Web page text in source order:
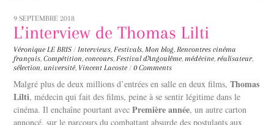
9 SEPTEMBRE 2018
L’interview de Thomas Lilti
Véronique LE BRIS / Interviews,Festivals,Mon blog,Rencontres cinéma
français,Compétition,concours,Festival d'Angoulême,médécine,réalisateur,
sélection, université, Vincent Lacoste / 0 Comments
Malgré plus de deux millions d’entrées en salle en deux films,Thomas
Lilti, médecin qui fait des films, peine à se sentir légitime dans le
cinéma. Il enchaîne pourtant avecPremière année, un autre carton
annoncé, sur le parcours du combattant absurde des postulants aux